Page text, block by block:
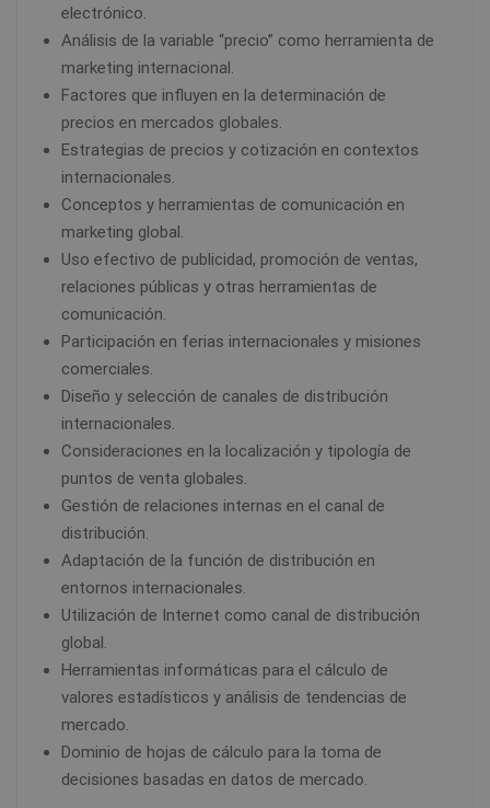
electrónico.
Análisis de la variable “precio” como herramienta de
marketing internacional.
Factores que influyen en la determinación de
precios en mercados globales.
Estrategias de precios y cotización en contextos
internacionales.
Conceptos y herramientas de comunicación en
marketing global.
Uso efectivo de publicidad, promoción de ventas,
relaciones públicas y otras herramientas de
comunicación.
Participación en ferias internacionales y misiones
comerciales.
Diseño y selección de canales de distribución
internacionales.
Consideraciones en la localización y tipología de
puntos de venta globales.
Gestión de relaciones internas en el canal de
distribución.
Adaptación de la función de distribución en
entornos internacionales.
Utilización de Internet como canal de distribución
global.
Herramientas informáticas para el cálculo de
valores estadísticos y análisis de tendencias de
mercado.
Dominio de hojas de cálculo para la toma de
decisiones basadas en datos de mercado.